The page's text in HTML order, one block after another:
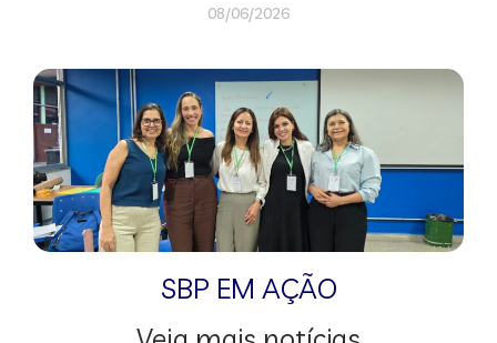
08/06/2026
SBP EM AÇÃO